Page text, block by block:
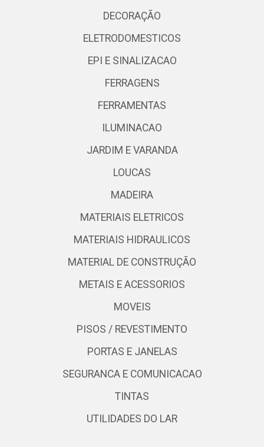
DECORAÇÃO
ELETRODOMESTICOS
EPI E SINALIZACAO
FERRAGENS
FERRAMENTAS
ILUMINACAO
JARDIM E VARANDA
LOUCAS
MADEIRA
MATERIAIS ELETRICOS
MATERIAIS HIDRAULICOS
MATERIAL DE CONSTRUÇÃO
METAIS E ACESSORIOS
MOVEIS
PISOS / REVESTIMENTO
PORTAS E JANELAS
SEGURANCA E COMUNICACAO
TINTAS
UTILIDADES DO LAR